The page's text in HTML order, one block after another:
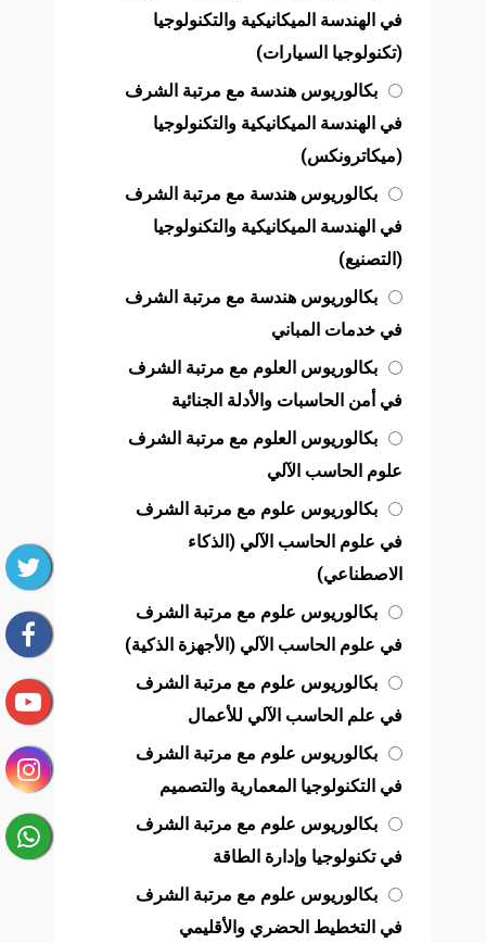
في الهندسة الميكانيكية والتكنولوجيا
(تكنولوجيا السيارات)
بكالوريوس هندسة مع مرتبة الشرف
في الهندسة الميكانيكية والتكنولوجيا
(ميكاترونكس)
بكالوريوس هندسة مع مرتبة الشرف
في الهندسة الميكانيكية والتكنولوجيا
(التصنيع)
بكالوريوس هندسة مع مرتبة الشرف
في خدمات المباني
بكالوريوس العلوم مع مرتبة الشرف
في أمن الحاسبات والأدلة الجنائية
بكالوريوس العلوم مع مرتبة الشرف
علوم الحاسب الآلي
بكالوريوس علوم مع مرتبة الشرف
في علوم الحاسب الآلي (الذكاء
الاصطناعي)
بكالوريوس علوم مع مرتبة الشرف
في علوم الحاسب الآلي (الأجهزة الذكية)
بكالوريوس علوم مع مرتبة الشرف
في علم الحاسب الآلي للأعمال
بكالوريوس علوم مع مرتبة الشرف
في التكنولوجيا المعمارية والتصميم
بكالوريوس علوم مع مرتبة الشرف
في تكنولوجيا وإدارة الطاقة
بكالوريوس علوم مع مرتبة الشرف
في التخطيط الحضري والأقليمي